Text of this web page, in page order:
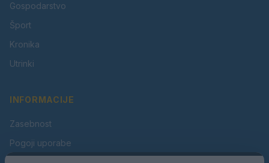
Gospodarstvo
Šport
Kronika
Utrinki
INFORMACIJE
Zasebnost
Pogoji uporabe